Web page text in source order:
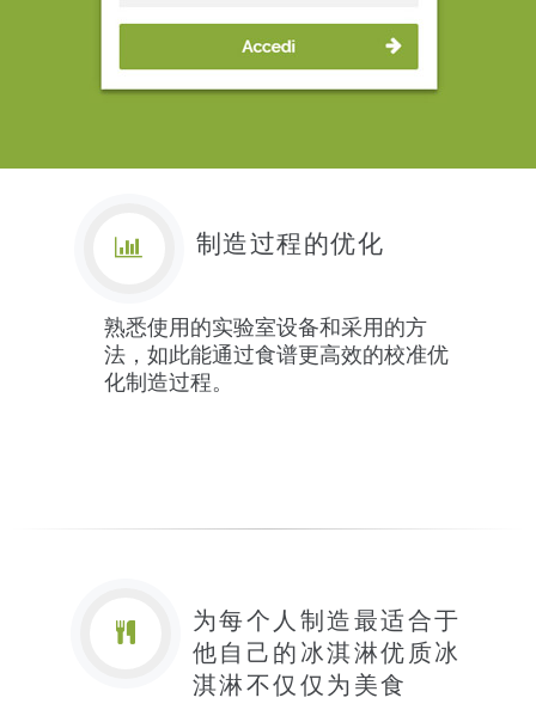
制造过程的优化
熟悉使用的实验室设备和采用的方
法，如此能通过食谱更高效的校准优
化制造过程。
为每个人制造最适合于
他自己的冰淇淋优质冰
淇淋不仅仅为美食